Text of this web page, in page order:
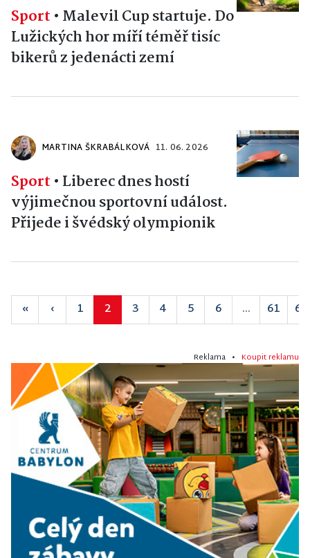
Sport • Malevil Cup startuje. Do
Lužických hor míří téměř tisíc
bikerů z jedenácti zemí
MARTINA ŠKRABÁLKOVÁ 11. 06. 2026
Sport • Liberec dnes hostí
výjimečnou sportovní událost.
Přijede i švédský olympionik
« ‹ 1 2 3 4 5 6 ... 61 62
Reklama • Koupit reklamu